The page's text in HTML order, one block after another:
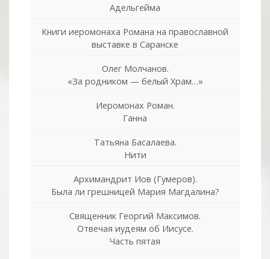
Адельгейма
Книги иеромонаха Романа на православной
выставке в Саранске
Олег Молчанов.
«За родником — белый Храм…»
Иеромонах Роман.
Ганна
Татьяна Басалаева.
Нити
Архимандрит Иов (Гумеров).
Была ли грешницей Мария Магдалина?
Священник Георгий Максимов.
Отвечая иудеям об Иисусе.
Часть пятая